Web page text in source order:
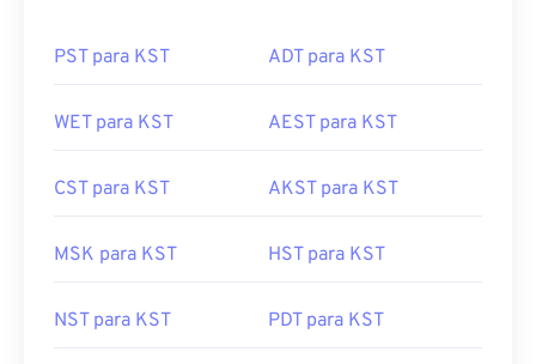
PST para KST ADT para KST
WET para KST AEST para KST
CST para KST AKST para KST
MSK para KST HST para KST
NST para KST PDT para KST